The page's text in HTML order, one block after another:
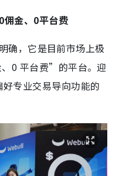
佣金、0平台费
确，它是目前市场上极
0 平台费”的平台。迎
专业交易导向功能的